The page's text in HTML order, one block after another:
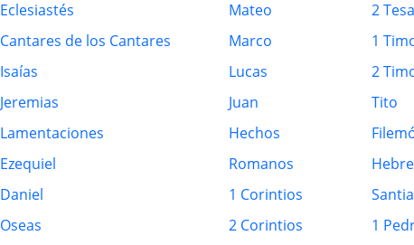
Eclesiastés
Cantares de los Cantares
Isaías
Jeremias
Lamentaciones
Ezequiel
Daniel
Oseas
Mateo
Marco
Lucas
Juan
Hechos
Romanos
1 Corintios
2 Corintios
2
1
2
Tito
1